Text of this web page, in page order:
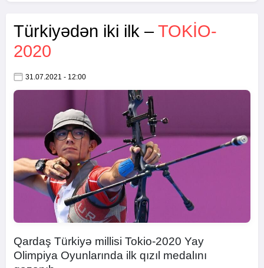
Türkiyədən iki ilk –TOKIO-
2020
31.07.2021 - 12:00
Qardaş Türkiyə millisi Tokio-2020 Yay
Olimpiya Oyunlarında ilk qızıl medalını